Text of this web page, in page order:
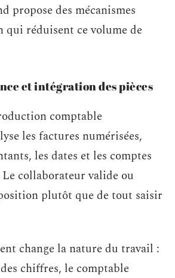
propose des mécanismes
qui réduisent ce volume de
et intégration des pièces
comptable
les factures numérisées,
les dates et les comptes
collaborateur valide ou
plutôt que de tout saisir
change la nature du travail :
chiffres, le comptable